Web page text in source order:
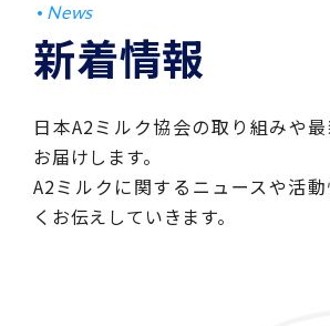
News
新着情報
日本A2ミルク協会の取り組みや
お届けします。
A2ミルクに関するニュースや活
くお伝えしていきます。